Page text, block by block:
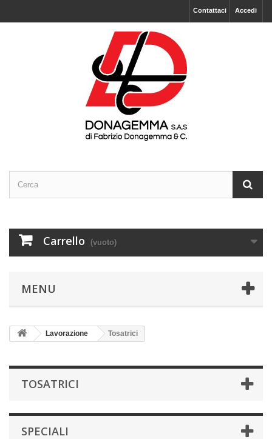
Accedi
Contattaci
Carrello (vuoto)
MENU
Lavorazione Tosatrici
TOSATRICI
SPECIALI